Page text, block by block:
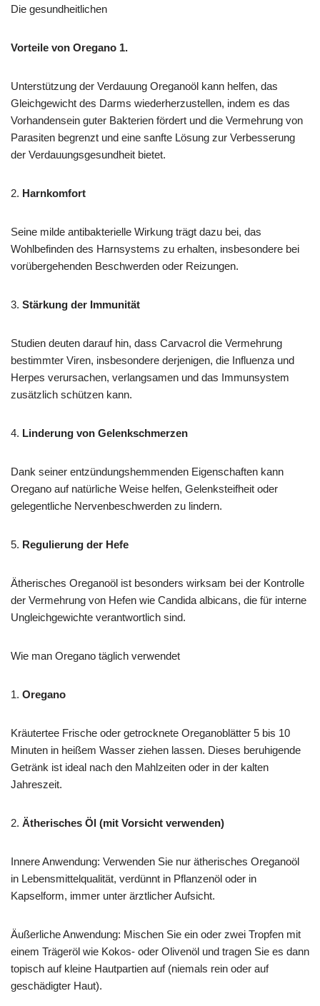
Die gesundheitlichen
Vorteile von Oregano 1.
Unterstützung der Verdauung Oreganoöl kann helfen, das
Gleichgewicht des Darms wiederherzustellen, indem es das
Vorhandensein guter Bakterien fördert und die Vermehrung von
Parasiten begrenzt und eine sanfte Lösung zur Verbesserung
der Verdauungsgesundheit bietet.
2. Harnkomfort
Seine milde antibakterielle Wirkung trägt dazu bei, das
Wohlbefinden des Harnsystems zu erhalten, insbesondere bei
vorübergehenden Beschwerden oder Reizungen.
3. Stärkung der Immunität
Studien deuten darauf hin, dass Carvacrol die Vermehrung
bestimmter Viren, insbesondere derjenigen, die Influenza und
Herpes verursachen, verlangsamen und das Immunsystem
zusätzlich schützen kann.
4. Linderung von Gelenkschmerzen
Dank seiner entzündungshemmenden Eigenschaften kann
Oregano auf natürliche Weise helfen, Gelenksteifheit oder
gelegentliche Nervenbeschwerden zu lindern.
5. Regulierung der Hefe
Ätherisches Oreganoöl ist besonders wirksam bei der Kontrolle
der Vermehrung von Hefen wie Candida albicans, die für interne
Ungleichgewichte verantwortlich sind.
Wie man Oregano täglich verwendet
1. Oregano
Kräutertee Frische oder getrocknete Oreganoblätter 5 bis 10
Minuten in heißem Wasser ziehen lassen. Dieses beruhigende
Getränk ist ideal nach den Mahlzeiten oder in der kalten
Jahreszeit.
2. Ätherisches Öl (mit Vorsicht verwenden)
Innere Anwendung: Verwenden Sie nur ätherisches Oreganoöl
in Lebensmittelqualität, verdünnt in Pflanzenöl oder in
Kapselform, immer unter ärztlicher Aufsicht.
Äußerliche Anwendung: Mischen Sie ein oder zwei Tropfen mit
einem Trägeröl wie Kokos- oder Olivenöl und tragen Sie es dann
topisch auf kleine Hautpartien auf (niemals rein oder auf
geschädigter Haut).